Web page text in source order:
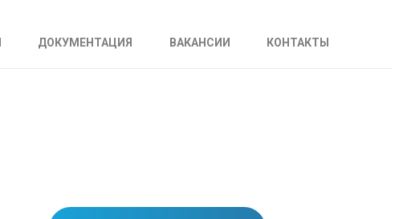
ДОКУМЕНТАЦИЯ ВАКАНСИИ КОНТАКТЫ